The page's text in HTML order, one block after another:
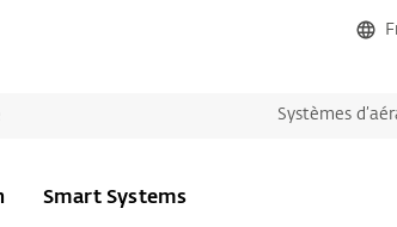
Systèmes
Smart Systems